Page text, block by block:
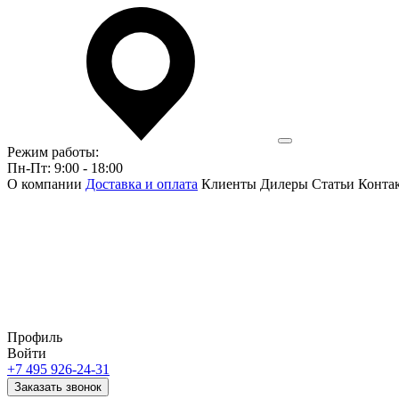
Режим работы:
Пн-Пт: 9:00 - 18:00
О компании Доставка и оплата Клиенты Дилеры Статьи
Профиль
Войти
+7 495 926-24-31
Заказать звонок